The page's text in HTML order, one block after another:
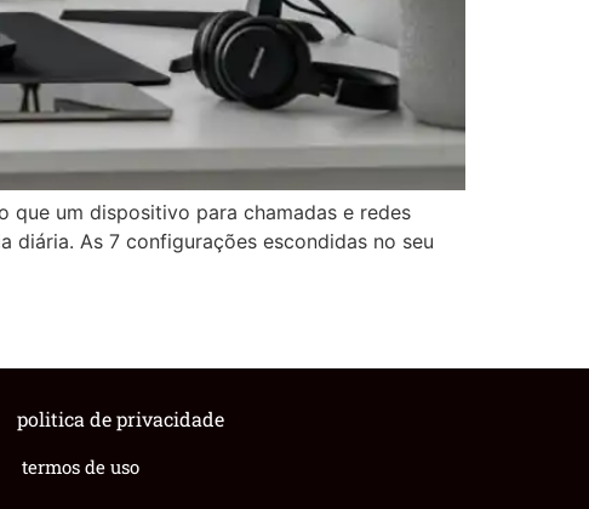
que um dispositivo para chamadas e redes
diária. As 7 configurações escondidas no seu
termos de uso
politica de privacidade